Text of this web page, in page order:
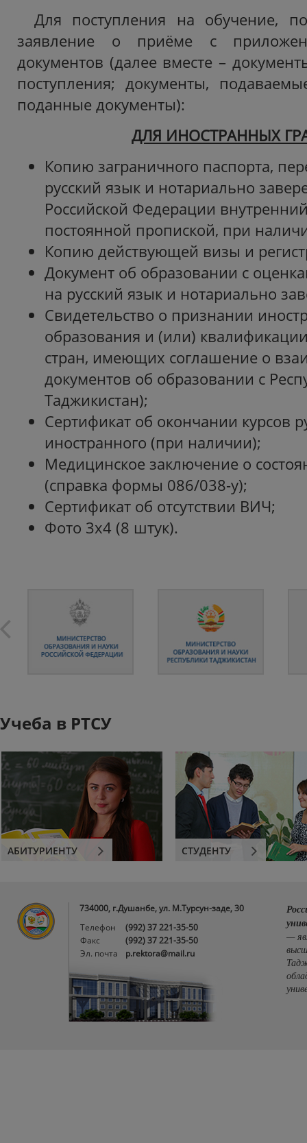
Для поступления на обучение,
заявление о приёме с
документов (далее вместе –
поступления; документы,
поданные документы):
ДЛЯ ИНОСТРАННЫХ
Копию заграничного паспорта,
русский язык и нотариально
Российской Федерации
постоянной пропиской, при
Копию действующей визы и
Документ об образовании с
на русский язык и нотариально
Свидетельство о признании
образования и (или)
стран, имеющих соглашение о
документов об образовании с
Таджикистан);
Сертификат об окончании курсов
иностранного (при наличии);
Медицинское заключение о
(справка формы 086/038-у);
Сертификат об отсутствии ВИЧ;
Фото 3x4 (8 штук).
Учеба в РТСУ
АБИТУРИЕНТУ СТУДЕНТУ
734000, г.Душанбе, ул. М.Турсун-заде, 30
Телефон
(992) 37 221-35-50
Факс
(992) 37 221-35-50
Эл. почта
p.rektora@mail.ru
—